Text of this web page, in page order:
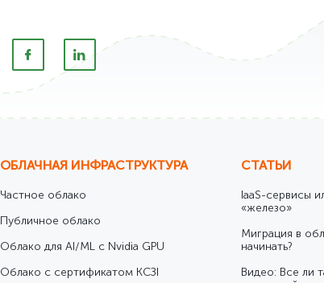
ОБЛАЧНАЯ ИНФРАСТРУКТУРА
Частное облако
Публичное облако
Облако для AI/ML с Nvidia GPU
Облако с сертификатом КСЗІ
СТАТЬИ
IaaS-сервисы
«железо»
Миграция в
начинать?
Видео: Все ли